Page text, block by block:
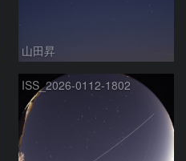
山田昇
ISS_2026-0112-1802